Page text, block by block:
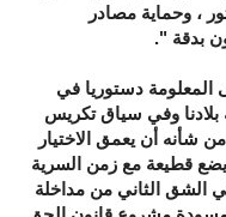
، وحماية مصادر
بدقة ".
المعلومة دستوريا في
بلادنا وفي سياق تكريس
شأنه أن يعمق الاختيار
قطيعة مع زمن السرية
الشق الثاني من مداخلة